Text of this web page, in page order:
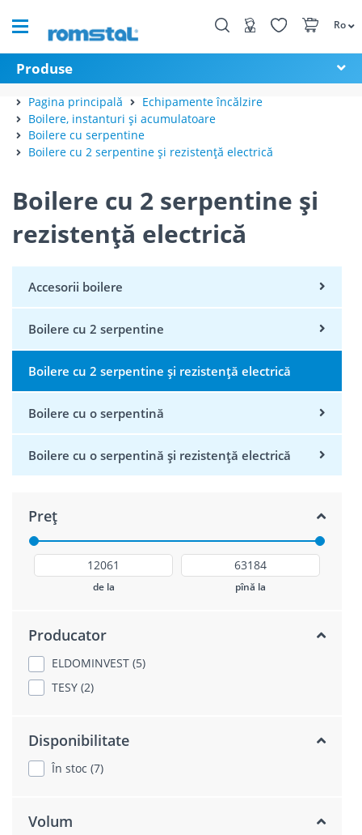
Ro
Produse
Pagina principală
Echipamente încălzire
Boilere, instanturi și acumulatoare
Boilere cu serpentine
Boilere cu 2 serpentine și rezistență electrică
Boilere cu 2 serpentine și
rezistență electrică
Accesorii boilere
Boilere cu 2 serpentine
Boilere cu 2 serpentine și rezistență electrică
Boilere cu o serpentină
Boilere cu o serpentină și rezistență electrică
Preț
de la pînă la
Producator
ELDOMINVEST (5)
TESY (2)
Disponibilitate
În stoc (7)
Volum